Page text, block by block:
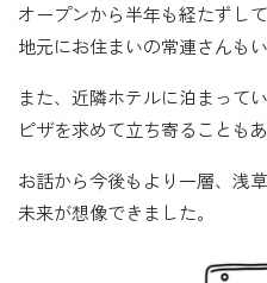
オープンから半年も経たずし
地元にお住まいの常連さんも
また、近隣ホテルに泊まって
ピザを求めて立ち寄ることも
お話から今後もより一層、浅
未来が想像できました。